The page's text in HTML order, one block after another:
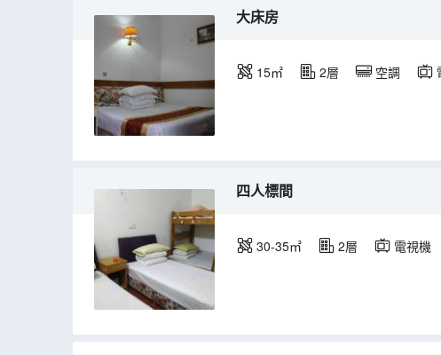
大床房
15㎡ 2層 空調
四人標間
30-35㎡ 2層 電視機